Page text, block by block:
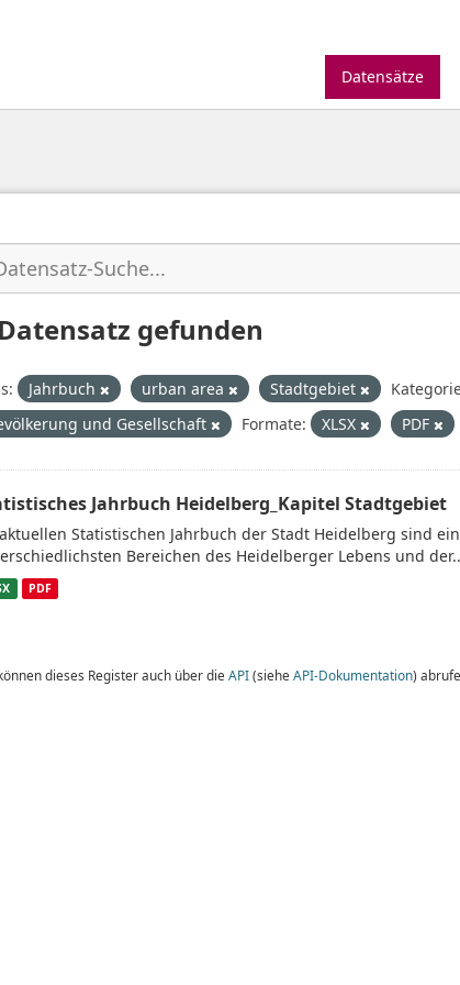
Datensätze
gefunden
Jahrbuch urban area Stadtgebiet
und Gesellschaft
Formate: XLSX PDF
Jahrbuch Heidelberg_Kapitel Stadtgebiet
Statistischen Jahrbuch der Stadt Heidelberg sind
Bereichen des Heidelberger Lebens und
PDF
dieses Register auch über die API(siehe API-Dokumentation)